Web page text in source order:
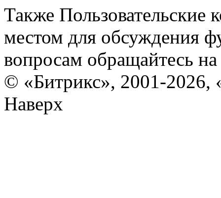
Также Пользовательские
местом для обсуждения
вопросам обращайтесь
© «Битрикс», 2001-2026,
Наверх